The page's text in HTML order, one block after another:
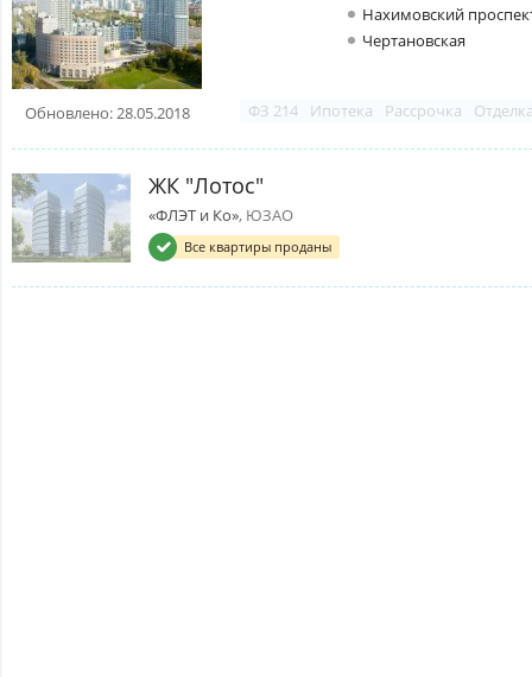
Обновлено: 28.05.2018
Нахимовский
Чертановская
ФЗ 214 Ипотека Рассрочка
ЖК "Лотос"
«ФЛЭТ и Ко», ЮЗАО
Все квартиры проданы